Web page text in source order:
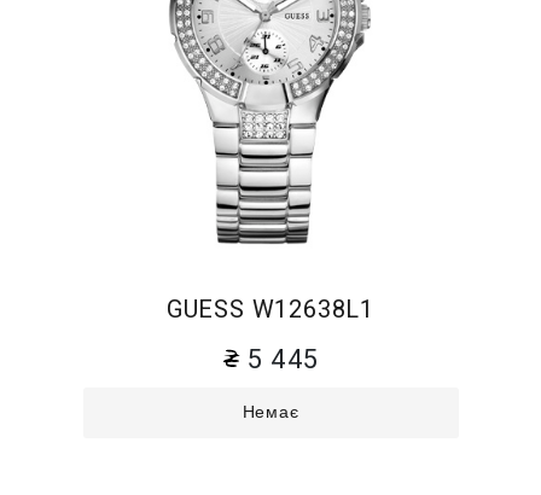
GUESS W12638L1
5 445
Немає